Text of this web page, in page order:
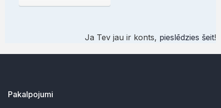
Ja Tev jau ir konts, pieslēdzies šeit!
Pakalpojumi